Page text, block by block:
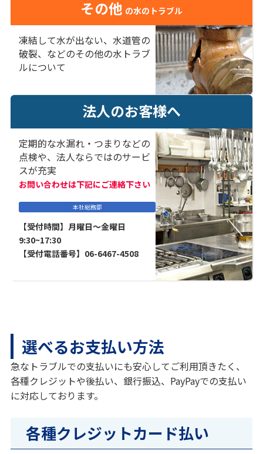
その他 の水のトラブル
凍結して水が出ない、水道管の
破裂、などのその他の水トラブ
ルについて
法人のお客様へ
定期的な水漏れ・つまりなどの
点検や、法人ならではのサービ
スが充実
お問い合わせは下記にご連絡下さい
本社総務部
【受付時間】月曜日～金曜日
9:30~17:30
【受付電話番号】06-6467-4508
選べるお支払い方法
急なトラブルでの支払いにも安心してご利用頂きたく、
各種クレジットや後払い、銀行振込、PayPayでの支払い
に対応しております。
各種クレジットカード払い